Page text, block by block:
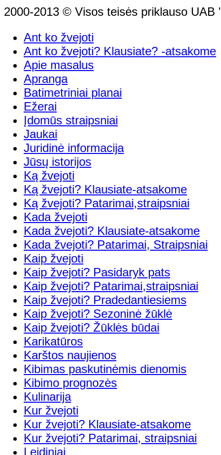
2000-2013 © Visos teisės priklauso UAB
Ant ko žvejoti
Ant ko žvejoti? Klausiate? -atsakome
Apie masalus
Apranga
Batimetriniai planai
Ežerai
Įdomūs straipsniai
Jaukai
Juridinė informacija
Jūsų istorijos
Ką žvejoti
Ką žvejoti? Klausiate-atsakome
Ką žvejoti? Patarimai,straipsniai
Kada žvejoti
Kada žvejoti? Klausiate-atsakome
Kada žvejoti? Patarimai, Straipsniai
Kaip žvejoti
Kaip žvejoti? Pasidaryk pats
Kaip žvejoti? Patarimai,straipsniai
Kaip žvejoti? Pradedantiesiems
Kaip žvejoti? Sezoninė žūklė
Kaip žvejoti? Žūklės būdai
Karikatūros
Karštos naujienos
Kibimas paskutinėmis dienomis
Kibimo prognozės
Kulinarija
Kur žvejoti
Kur žvejoti? Klausiate-atsakome
Kur žvejoti? Patarimai, straipsniai
Leidiniai